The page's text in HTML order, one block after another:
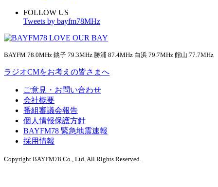
FOLLOW US
Tweets by bayfm78MHz
BAYFM 78.0MHz 銚子 79.3MHz 勝浦 87.4MHz 白浜 79.7MHz 館山 77.7MHz
ラジオCMをお考えの皆さまへ
ご意見・お問い合わせ
会社概要
番組審議会報告
個人情報保護方針
BAYFM78 緊急地震速報
採用情報
Copyright BAYFM78 Co., Ltd. All Rights Reserved.